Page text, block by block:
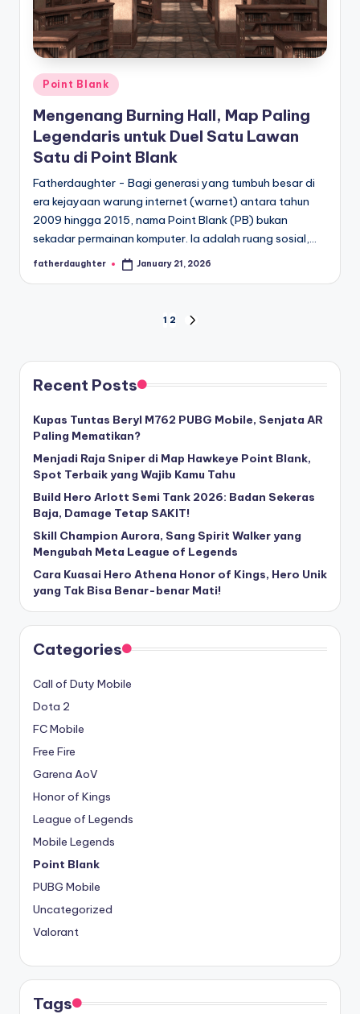
Posted
in
Point Blank
Mengenang Burning Hall, Map Paling
Legendaris untuk Duel Satu Lawan
Satu di Point Blank
Fatherdaughter - Bagi generasi yang tumbuh besar di
era kejayaan warung internet (warnet) antara tahun
2009 hingga 2015, nama Point Blank (PB) bukan
sekadar permainan komputer. Ia adalah ruang sosial,…
Posted
fatherdaughter January 21, 2026
pagination
1 2
Recent Posts
Kupas Tuntas Beryl M762 PUBG Mobile, Senjata AR
Paling Mematikan?
Menjadi Raja Sniper di Map Hawkeye Point Blank,
Spot Terbaik yang Wajib Kamu Tahu
Build Hero Arlott Semi Tank 2026: Badan Sekeras
Baja, Damage Tetap SAKIT!
Skill Champion Aurora, Sang Spirit Walker yang
Mengubah Meta League of Legends
Cara Kuasai Hero Athena Honor of Kings, Hero Unik
yang Tak Bisa Benar-benar Mati!
Categories
Call of Duty Mobile
Dota 2
FC Mobile
Free Fire
Garena AoV
Honor of Kings
League of Legends
Mobile Legends
Point Blank
PUBG Mobile
Uncategorized
Valorant
Tags